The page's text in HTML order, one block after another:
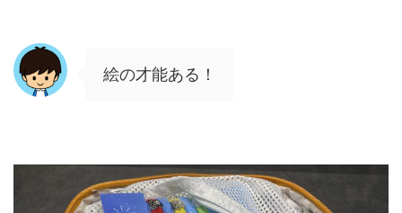
絵の才能ある！